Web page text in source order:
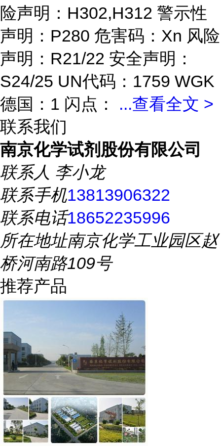
险声明：H302,H312 警示性
声明：P280 危害码：Xn 风险
声明：R21/22 安全声明：
S24/25 UN代码：1759 WGK
德国：1 闪点： ...查看全文 >
联系我们
南京化学试剂股份有限公司
联系人 李小龙
联系手机13813906322
联系电话18652235996
所在地址南京化学工业园区赵
桥河南路109号
推荐产品